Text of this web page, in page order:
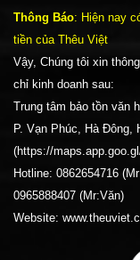
Thông Báo: Hiện nay
tiền của Thêu Việt
Vậy, Chúng tôi xin
chỉ kinh doanh sau:
Trung tâm bảo tồn văn
P. Vạn Phúc, Hà Đông,
(https://
Hotline: 0862654716
0965888407 (Mr:Văn)
Website: